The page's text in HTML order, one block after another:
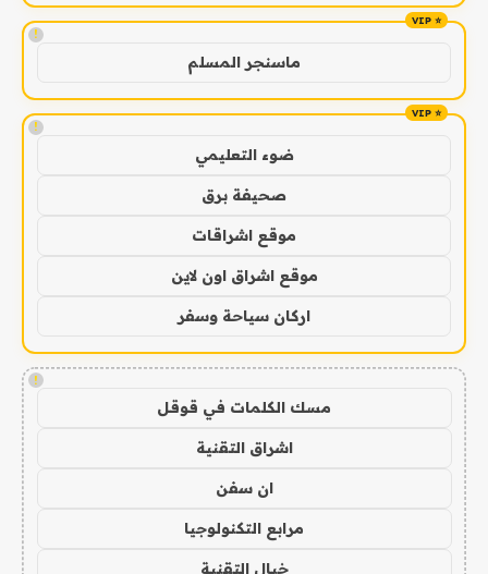
!
ماسنجر المسلم
!
ضوء التعليمي
صحيفة برق
موقع اشراقات
موقع اشراق اون لاين
اركان سياحة وسفر
!
مسك الكلمات في قوقل
اشراق التقنية
ان سفن
مرابع التكنولوجيا
خيال التقنية